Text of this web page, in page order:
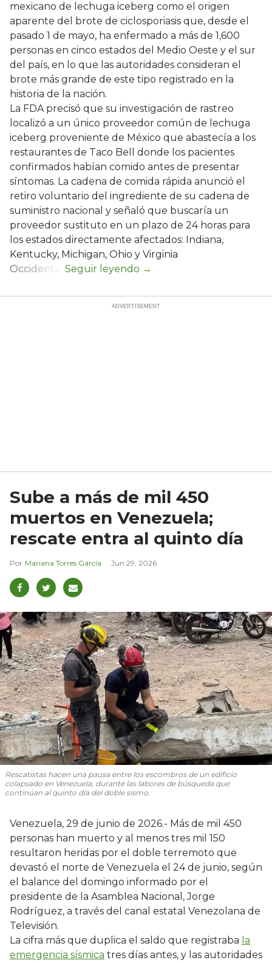
mexicano de lechuga iceberg como el origen
aparente del brote de ciclosporiasis que, desde el
pasado 1 de mayo, ha enfermado a más de 1,600
personas en cinco estados del Medio Oeste y el sur
del país, en lo que las autoridades consideran el
brote más grande de este tipo registrado en la
historia de la nación.
La FDA precisó que su investigación de rastreo
localizó a un único proveedor común de lechuga
iceberg proveniente de México que abastecía a los
restaurantes de Taco Bell donde los pacientes
confirmados habían comido antes de presentar
síntomas. La cadena de comida rápida anunció el
retiro voluntario del ingrediente de su cadena de
suministro nacional y señaló que buscaría un
proveedor sustituto en un plazo de 24 horas para
los estados directamente afectados: Indiana,
Kentucky, Michigan, Ohio y Virginia
Occidental.
Sube a más de mil 450
muertos en Venezuela;
rescate entra al quinto día
Mariana Torres García Jun 29, 2026
Rescatistas hacen una pausa entre los escombros de un edificio
colapsado en Venezuela, durante las labores de búsqueda que
continúan al quinto día del doble sismo.
Venezuela, 29 de junio de 2026.- Más de mil 450
personas han muerto y al menos tres mil 150
resultaron heridas por el doble terremoto que
devastó el norte de Venezuela el 24 de junio, según
el balance del domingo informado por el
presidente de la Asamblea Nacional, Jorge
Rodríguez, a través del canal estatal Venezolana de
Televisión.
La cifra más que duplica el saldo que registraba la
emergencia sísmica tres días antes, y las autoridades